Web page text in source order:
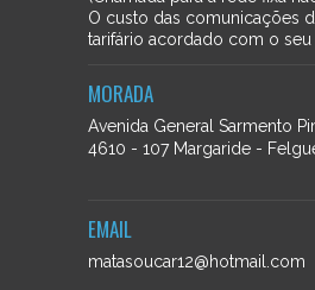
O custo das comunicações
tarifário acordado com o seu
MORADA
Avenida General Sarmento
4610 - 107 Margaride -
EMAIL
matasoucar12@hotmail.com